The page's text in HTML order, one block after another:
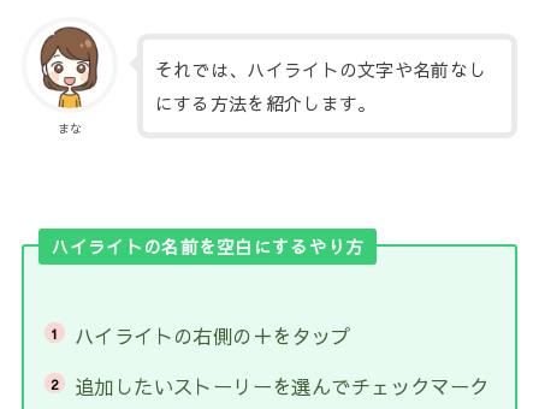
まな
それでは、ハイライトの文字や名前なし
にする方法を紹介します。
ハイライトの名前を空白にするやり方
ハイライトの右側の＋をタップ
追加したいストーリーを選んでチェックマーク